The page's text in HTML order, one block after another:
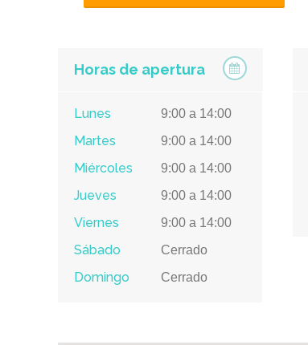
Horas de apertura
Lunes 9:00 a 14:00
Martes 9:00 a 14:00
Miércoles 9:00 a 14:00
Jueves 9:00 a 14:00
Viernes 9:00 a 14:00
Sábado Cerrado
Domingo Cerrado